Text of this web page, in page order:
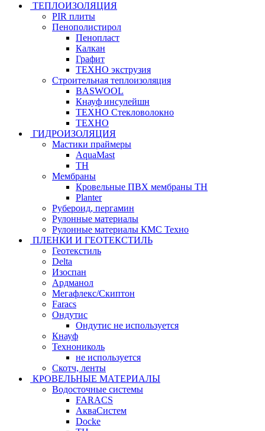
ТЕПЛОИЗОЛЯЦИЯ
PIR плиты
Пенополистирол
Пенопласт
Калкан
Графит
ТЕХНО экструзия
Строительная теплоизоляция
BASWOOL
Кнауф инсулейшн
ТЕХНО Стекловолокно
ТЕХНО
ГИДРОИЗОЛЯЦИЯ
Мастики праймеры
AquaMast
ТН
Мембраны
Кровельные ПВХ мембраны ТН
Planter
Рубероид, пергамин
Рулонные материалы
Рулонные материалы КМС Техно
ПЛЕНКИ И ГЕОТЕКСТИЛЬ
Геотекстиль
Delta
Изоспан
Ардманол
Мегафлекс/Скиптон
Faracs
Ондутис
Ондутис не используется
Кнауф
Технониколь
не используется
Скотч, ленты
КРОВЕЛЬНЫЕ МАТЕРИАЛЫ
Водосточные системы
FARACS
АкваСистем
Docke